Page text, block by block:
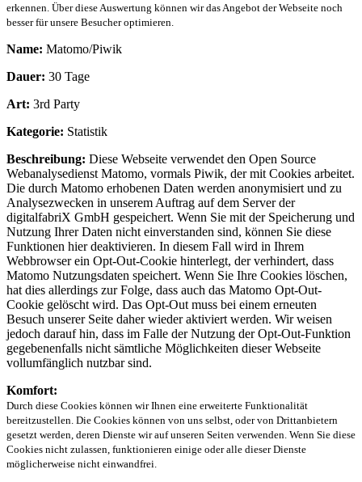
erkennen. Über diese Auswertung können wir das Angebot der Webseite noch
besser für unsere Besucher optimieren.
Name: Matomo/Piwik
Dauer: 30 Tage
Art: 3rd Party
Kategorie: Statistik
Beschreibung: Diese Webseite verwendet den Open Source
Webanalysedienst Matomo, vormals Piwik, der mit Cookies arbeitet.
Die durch Matomo erhobenen Daten werden anonymisiert und zu
Analysezwecken in unserem Auftrag auf dem Server der
digitalfabriX GmbH gespeichert. Wenn Sie mit der Speicherung und
Nutzung Ihrer Daten nicht einverstanden sind, können Sie diese
Funktionen hier deaktivieren. In diesem Fall wird in Ihrem
Webbrowser ein Opt-Out-Cookie hinterlegt, der verhindert, dass
Matomo Nutzungsdaten speichert. Wenn Sie Ihre Cookies löschen,
hat dies allerdings zur Folge, dass auch das Matomo Opt-Out-
Cookie gelöscht wird. Das Opt-Out muss bei einem erneuten
Besuch unserer Seite daher wieder aktiviert werden. Wir weisen
jedoch darauf hin, dass im Falle der Nutzung der Opt-Out-Funktion
gegebenenfalls nicht sämtliche Möglichkeiten dieser Webseite
vollumfänglich nutzbar sind.
Komfort:
Durch diese Cookies können wir Ihnen eine erweiterte Funktionalität
bereitzustellen. Die Cookies können von uns selbst, oder von Drittanbietern
gesetzt werden, deren Dienste wir auf unseren Seiten verwenden. Wenn Sie diese
Cookies nicht zulassen, funktionieren einige oder alle dieser Dienste
möglicherweise nicht einwandfrei.